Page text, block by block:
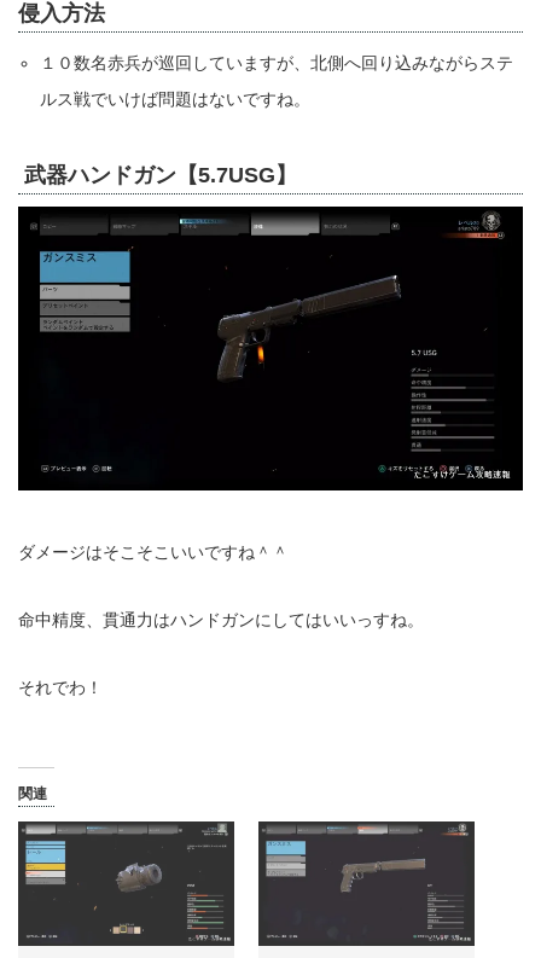
侵入方法
１０数名赤兵が巡回していますが、北側へ回り込みながらステ
ルス戦でいけば問題はないですね。
武器ハンドガン【5.7USG】
ダメージはそこそこいいですね＾＾
命中精度、貫通力はハンドガンにしてはいいっすね。
それでわ！
関連